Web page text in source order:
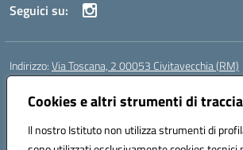
Cookies e altri strumenti di
Il nostro Istituto non utilizza strumenti di
Seguici su:
Indirizzo:Via Toscana, 2 00053 Civitavecchia (RM)
Centralino:
Posta elettronica certificata (PEC):
Codice fiscale: 91038380589
Codice meccanografico:RMIC8B900G